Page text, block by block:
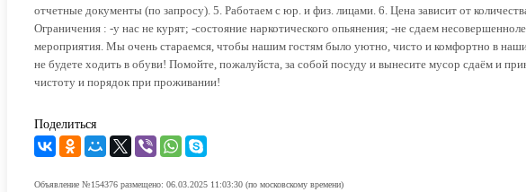
отчетные документы (по запросу). 5. Работаем с юр. и физ. лицами. 6. Цена зависит от
Ограничения : -у нас не курят; -состояние наркотического опьянения; -не сдаем
мероприятия. Мы очень стараемся, чтобы нашим гостям было уютно, чисто и комфортно в
не будете ходить в обуви! Помойте, пожалуйста, за собой посуду и вынесите мусор сдаём и
чистоту и порядок при проживании!
Поделиться
Объявление №154376 размещено: 06.03.2025 11:03:30 (по московскому времени)